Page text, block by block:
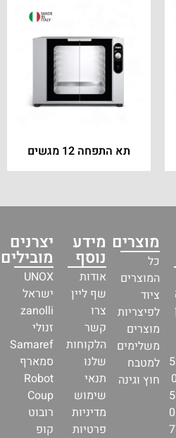
תא התפחה 12 מגשים
מוצרים
כל
המוצרים
ציוד
לפיצריות
מוצרים
משלימים
למטבח
חוץ וגינה
מידע
נוסף
אודות
שף ליין
צרו
קשר
הלקוחות
שלנו
תנאי
שימוש
מדיניות
פרטיות
יצרנים
מובילים
UNOX
ישראל
zanolli
זנולי
Samaref
סמארף
Robot
Coup
רובוט
קופ